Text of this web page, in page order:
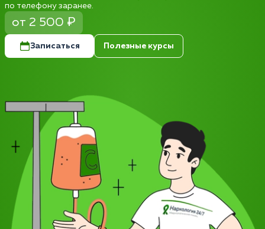
по телефону заранее.
от 2 500 ₽
Записаться Полезные курсы